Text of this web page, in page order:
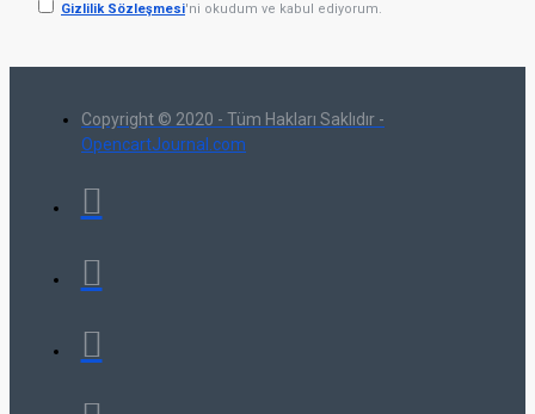
Gizlilik Sözleşmesi'ni okudum ve kabul ediyorum.
Copyright © 2020 - Tüm Hakları Saklıdır -
OpencartJournal.com